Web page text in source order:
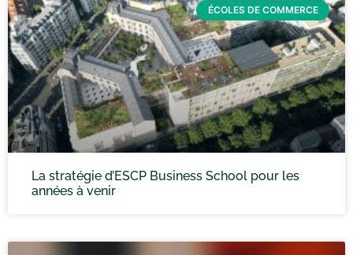
ÉCOLES DE COMMERCE
La stratégie d’ESCP Business School pour les
années à venir